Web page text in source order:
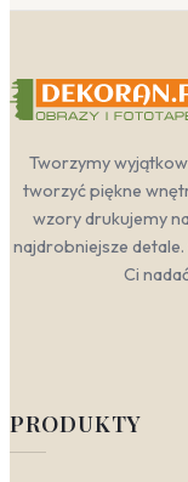
Tworzymy
tworzyć piękne
wzory drukujemy
najdrobniejsze
Ci
PRODUKTY